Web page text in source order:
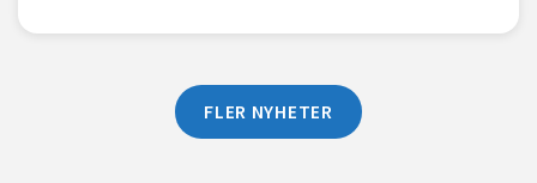
FLER NYHETER